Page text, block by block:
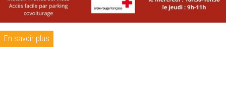
En savoir plus